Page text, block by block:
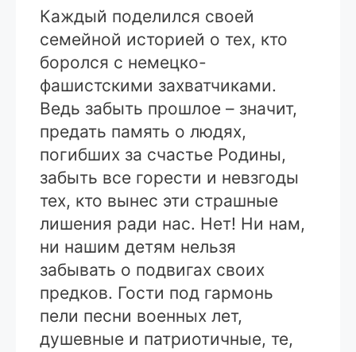
Каждый поделился своей
семейной историей о тех, кто
боролся с немецко-
фашистскими захватчиками.
Ведь забыть прошлое – значит,
предать память о людях,
погибших за счастье Родины,
забыть все горести и невзгоды
тех, кто вынес эти страшные
лишения ради нас. Нет! Ни нам,
ни нашим детям нельзя
забывать о подвигах своих
предков. Гости под гармонь
пели песни военных лет,
душевные и патриотичные, те,